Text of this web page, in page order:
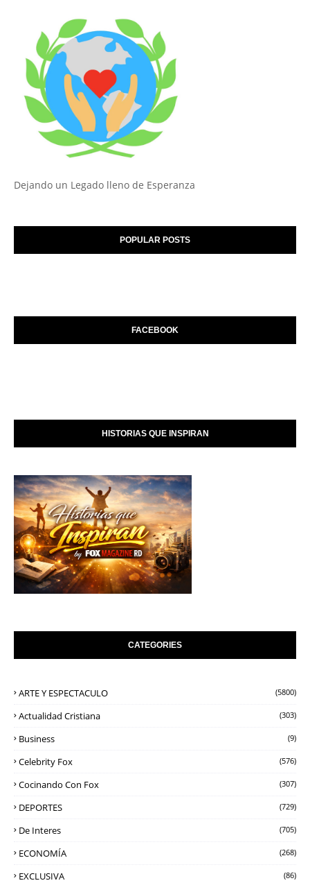
Dejando un Legado lleno de Esperanza
POPULAR POSTS
FACEBOOK
HISTORIAS QUE INSPIRAN
CATEGORIES
ARTE Y ESPECTACULO (5800)
Actualidad Cristiana (303)
Business (9)
Celebrity Fox (576)
Cocinando Con Fox (307)
DEPORTES (729)
De Interes (705)
ECONOMÍA (268)
EXCLUSIVA (86)